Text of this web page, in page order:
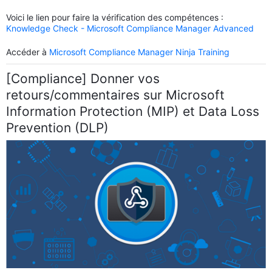
Voici le lien pour faire la vérification des compétences :
Knowledge Check - Microsoft Compliance Manager Advanced
Accéder à Microsoft Compliance Manager Ninja Training
[Compliance] Donner vos
retours/commentaires sur Microsoft
Information Protection (MIP) et Data Loss
Prevention (DLP)